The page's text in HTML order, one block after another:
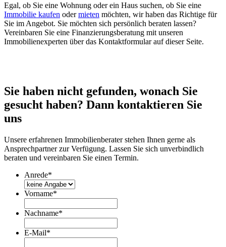
Egal, ob Sie eine Wohnung oder ein Haus suchen, ob Sie eine
Immobilie kaufen odermieten möchten, wir haben das Richtige für
Sie im Angebot. Sie möchten sich persönlich beraten lassen?
Vereinbaren Sie eine Finanzierungsberatung mit unseren
Immobilienexperten über das Kontaktformular auf dieser Seite.
Sie haben nicht gefunden, wonach Sie
gesucht haben? Dann kontaktieren Sie
uns
Unsere erfahrenen Immobilienberater stehen Ihnen gerne als
Ansprechpartner zur Verfügung. Lassen Sie sich unverbindlich
beraten und vereinbaren Sie einen Termin.
Anrede*
Vorname*
Nachname*
E-Mail*